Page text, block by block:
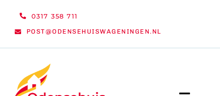
0317 358 711
POST@ODENSEHUISWAGENINGEN.NL